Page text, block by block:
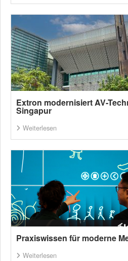
Extron modernisiert AV-
Singapur
Weiterlesen
Praxiswissen für moderne
Weiterlesen